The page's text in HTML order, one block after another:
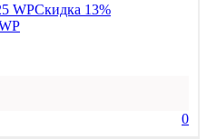
Скидка 13%
0